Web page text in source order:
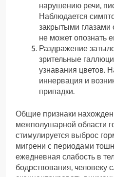
нарушению речи,
Наблюдается
закрытыми глазами
не может опознать
Раздражение
зрительные
узнавания цветов.
иннервация и
припадки.
Общие признаки
межполушарной области
стимулируется выброс
мигрени с периодами
ежедневная слабость в
бодрствования, человеку